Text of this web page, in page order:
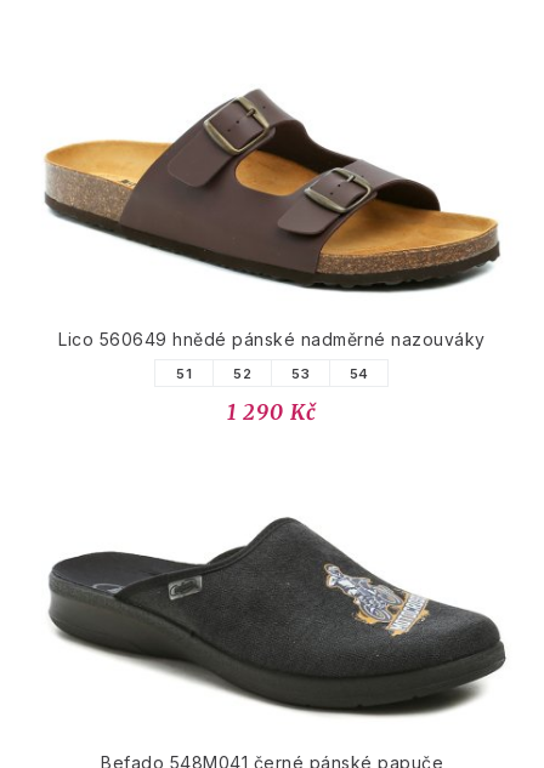
Lico 560649 hnědé pánské nadměrné nazouváky
51 52 53 54
1 290 Kč
Befado 548M041 černé pánské papuče